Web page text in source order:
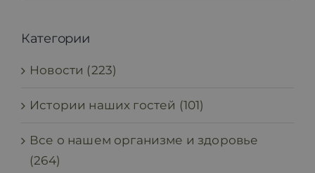
Категории
Новости (223)
Истории наших гостей (101)
Все о нашем организме и здоровье
(264)